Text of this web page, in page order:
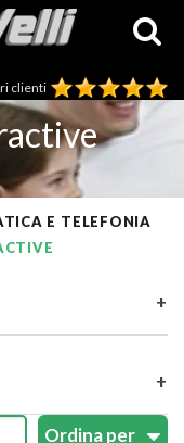
clienti
E TELEFONIA
+
+